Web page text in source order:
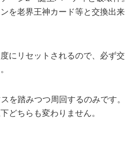
を老界王神カード等と交換出来
にリセットされるので、必ず交
を踏みつつ周回するのみです。
どちらも変わりません。